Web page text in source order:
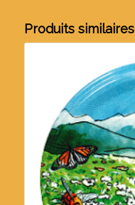
Produits similaires